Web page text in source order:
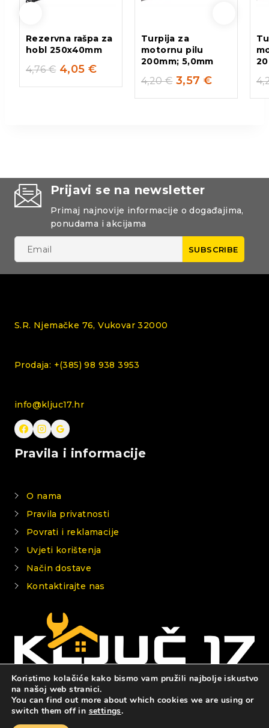
Rezervna rašpa za
hobl 250x40mm
4,76€ 4,05 €
Turpija za
motornu pilu
200mm; 5,0mm
4,20€ 3,57 €
Prijavi se na newsletter
Primaj najnovije informacije o događajima,
ponudama i akcijama
S.R. Njemačke 76, Vukovar 32000
Prodaja: +(385) 98 938 3953
info@kljuc17.hr
Pravila i informacije
O nama
Pravila privatnosti
Povrati i reklamacije
Uvjeti korištenja
Način dostave
Kontaktirajte nas
© 2026 KLJUČ 17
Koristimo kolačiće kako bismo vam pružili najbolje iskustvo
na našoj web stranici.
You can find out more about which cookies we are using or
switch them off in settings.